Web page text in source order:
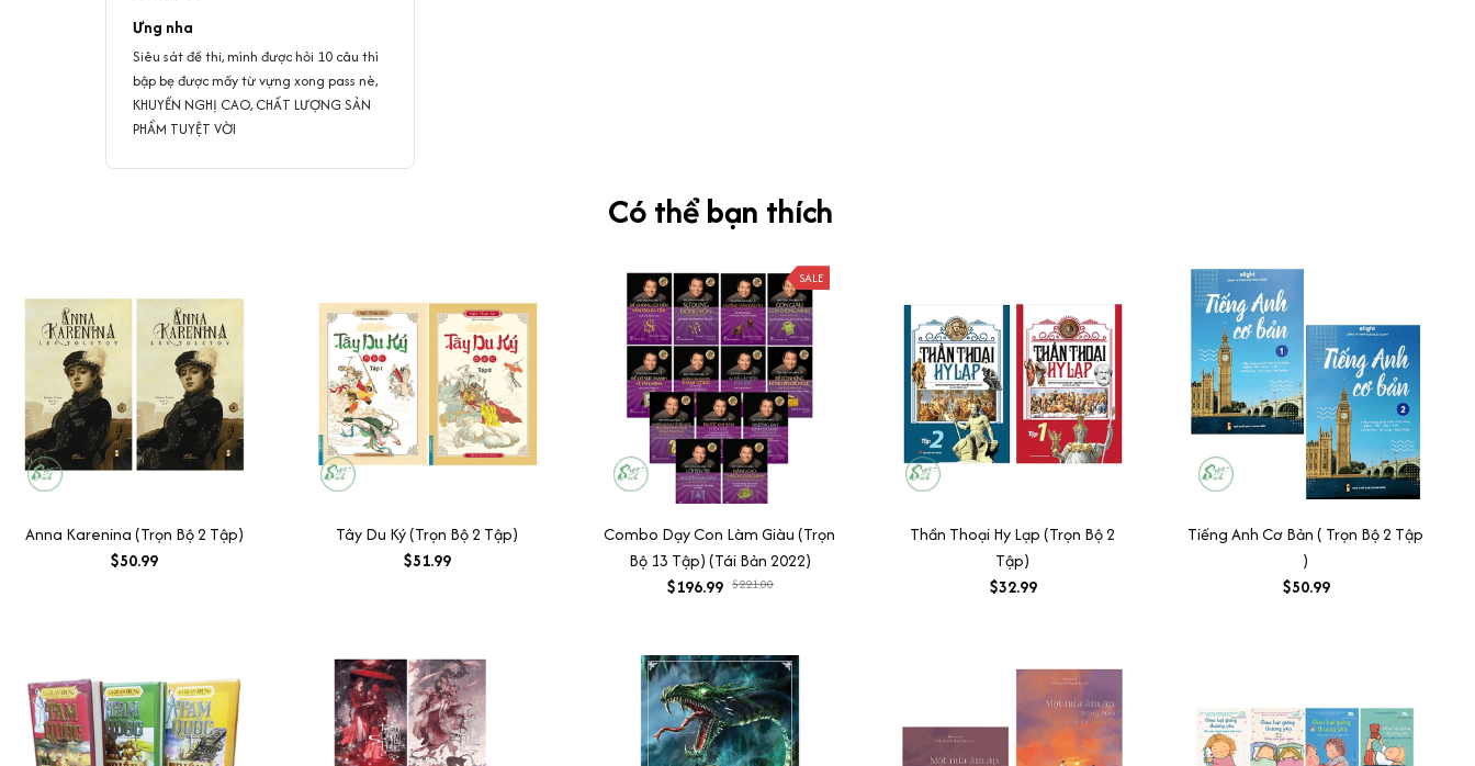
Ưng nha
Siêu sát đề thi, mình được hỏi 10 câu thì
bập bẹ được mấy từ vựng xong pass nè,
KHUYẾN NGHỊ CAO, CHẤT LƯỢNG SẢN
PHẨM TUYỆT VỜI
Có thể bạn thích
Anna Karenina (Trọn Bộ 2 Tập)
$50.99
Tây Du Ký (Trọn Bộ 2 Tập)
$51.99
SALE
Combo Dạy Con Làm Giàu (Trọn
Bộ 13 Tập) (Tái Bản 2022)
$196.99 $221.00
Thần Thoại Hy Lạp (Trọn Bộ 2
Tập)
$32.99
Tiếng Anh Cơ Bản ( Trọn Bộ 2 Tập
)
$50.99